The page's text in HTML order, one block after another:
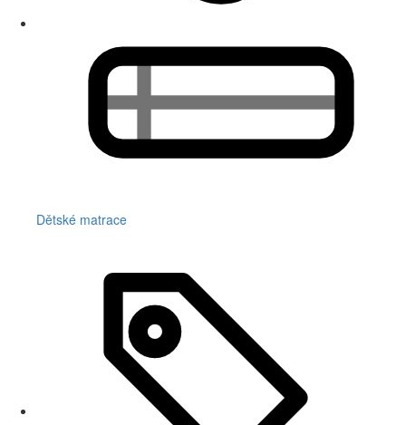
Dětské matrace